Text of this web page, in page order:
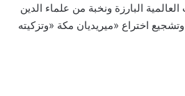
البارزة ونخبة من علماء الدين
اختراع «ميريديان مكة «وتزكيته